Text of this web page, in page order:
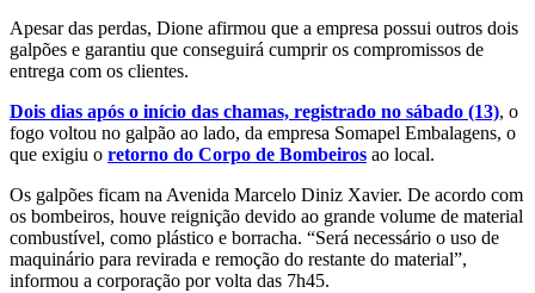
Apesar das perdas, Dione afirmou que a empresa possui outros dois
galpões e garantiu que conseguirá cumprir os compromissos de
entrega com os clientes.
Dois dias após o início das chamas, registrado no sábado (13), o
fogo voltou no galpão ao lado, da empresa Somapel Embalagens, o
que exigiu o retorno do Corpo de Bombeiros ao local.
Os galpões ficam na Avenida Marcelo Diniz Xavier. De acordo com
os bombeiros, houve reignição devido ao grande volume de material
combustível, como plástico e borracha. “Será necessário o uso de
maquinário para revirada e remoção do restante do material”,
informou a corporação por volta das 7h45.